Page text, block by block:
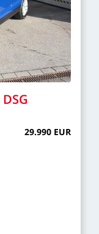
DSG
29.990 EUR